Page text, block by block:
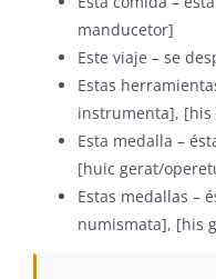
manducetor]
Este viaje – se
Estas
instrumenta],
Esta medalla –
[huic gerat/
Estas medallas –
numismata], [his